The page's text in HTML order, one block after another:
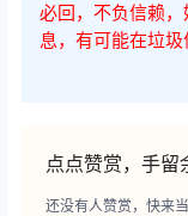
必回，不负信赖
息，有可能在垃
点点赞赏，手留
还没有人赞赏，快来